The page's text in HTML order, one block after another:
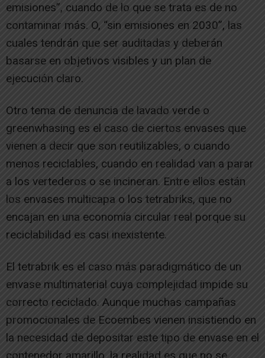
emisiones”, cuando de lo que se trata es de no
contaminar más. O, “sin emisiones en 2030”, las
cuales tendrán que ser auditadas y deberán
basarse en objetivos visibles y un plan de
ejecución claro.
Otro tema de denuncia de lavado verde o
greenwhasing es el caso de ciertos envases que
vienen a decir que son reutilizables, o cuando
menos reciclables, cuando en realidad van a parar
a los vertederos o se incineran. Entre ellos están
los envases multicapa o los tetrabriks, que no
encajan en una economía circular real porque su
reciclabilidad es casi inexistente.
El tetrabrik es el caso más paradigmático de un
envase multimaterial cuya complejidad impide su
correcto reciclado. Aunque muchas campañas
promocionales de Ecoembes vienen insistiendo en
la necesidad de depositar este tipo de envase en el